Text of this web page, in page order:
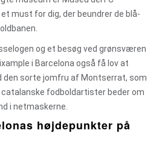
must for dig, der beundrer de blå-
og et besøg ved grønsværen
i Barcelona også få lov at
den sorte jomfru af Montserrat, som
fodboldartister beder om
i netmaskerne.
højdepunkter på